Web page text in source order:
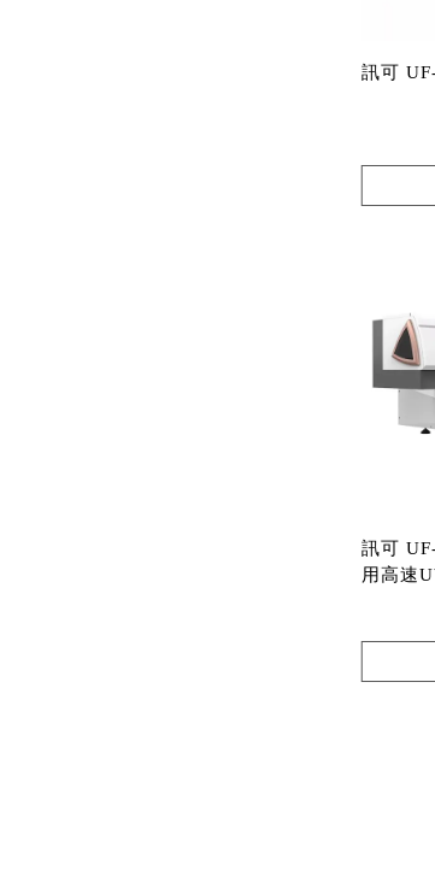
訊可
訊可
用高速